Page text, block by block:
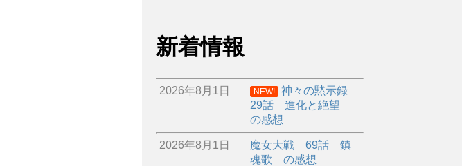
新着情報
2026年8月1日 NEW!
神々の黙示録
29話 進化と絶望
の感想
2026年8月1日
魔女大戦 69話 鎮
魂歌 の感想